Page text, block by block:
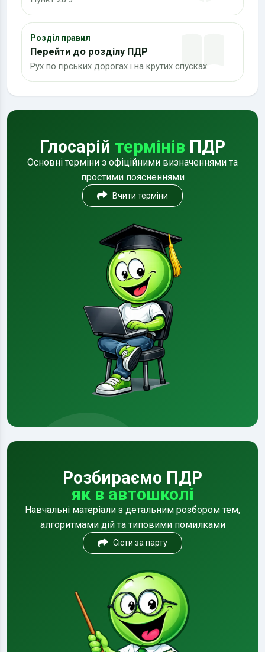
Розділ правил
Перейти до розділу ПДР
Рух по гірських дорогах і на крутих спусках
Глосарій термінів ПДР
Основні терміни з офіційними визначеннями та
простими поясненнями
Вчити терміни
Розбираємо ПДР
як в автошколі
Навчальні матеріали з детальним розбором тем,
алгоритмами дій та типовими помилками
Сісти за парту